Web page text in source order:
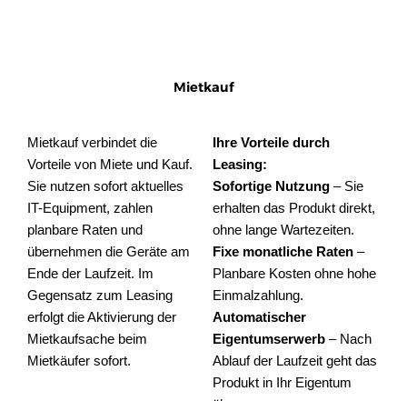
Mietkauf
Mietkauf verbindet die
Vorteile von Miete und Kauf.
Sie nutzen sofort aktuelles
IT-Equipment, zahlen
planbare Raten und
übernehmen die Geräte am
Ende der Laufzeit. Im
Gegensatz zum Leasing
erfolgt die Aktivierung der
Mietkaufsache beim
Mietkäufer sofort.
Ihre Vorteile durch
Leasing:
Sofortige Nutzung – Sie
erhalten das Produkt direkt,
ohne lange Wartezeiten.
Fixe monatliche Raten –
Planbare Kosten ohne hohe
Einmalzahlung.
Automatischer
Eigentumserwerb – Nach
Ablauf der Laufzeit geht das
Produkt in Ihr Eigentum